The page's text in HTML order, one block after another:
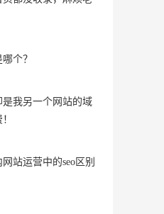
个？
我另一个网站的域
站运营中的seo区别